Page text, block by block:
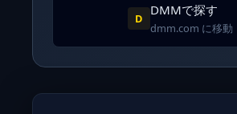
D
DMMで探す
dmm.com に移動